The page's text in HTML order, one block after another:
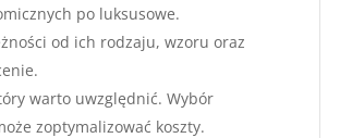
po luksusowe.
od ich rodzaju, wzoru oraz
warto uwzględnić. Wybór
zoptymalizować koszty.